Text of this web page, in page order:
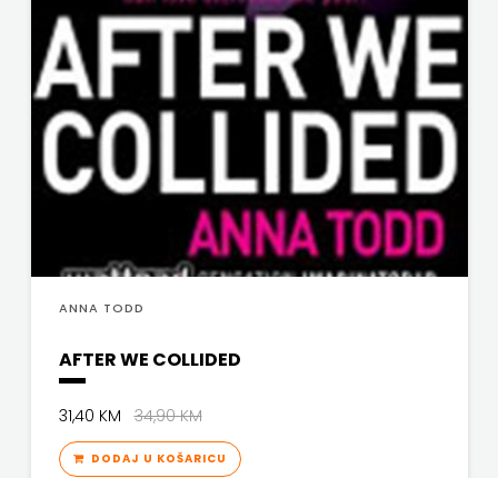
ANNA TODD
AFTER WE COLLIDED
31,40 KM34,90 KM
DODAJ U KOŠARICU